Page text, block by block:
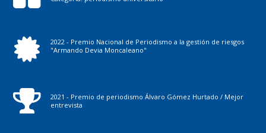
2022 - Premio Nacional de Periodismo a la gestión de riesgos
"Armando Devia Moncaleano"
2021 - Premio de periodismo Álvaro Gómez Hurtado / Mejor
entrevista